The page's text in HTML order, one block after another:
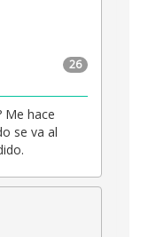
26
Me hace
se va al